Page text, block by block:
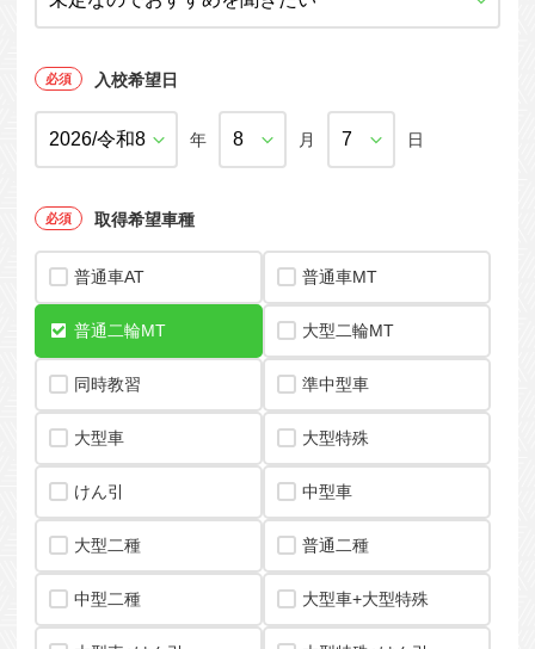
大型特殊+けん引
大型車+大型特殊+けん引
初心運転者の処分と再試験
停止処分を受けた方の再取得
入校希望日
年 月 日
取得希望車種
普通車AT 普通車MT
普通二輪MT 大型二輪MT
同時教習 準中型車
大型車 大型特殊
けん引 中型車
大型二種 普通二種
中型二種 大型車+大型特殊